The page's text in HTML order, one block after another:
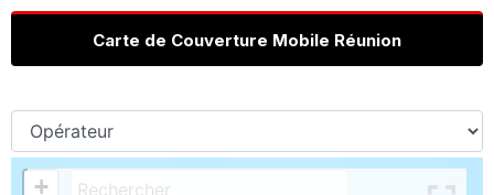
Carte de Couverture Mobile Réunion